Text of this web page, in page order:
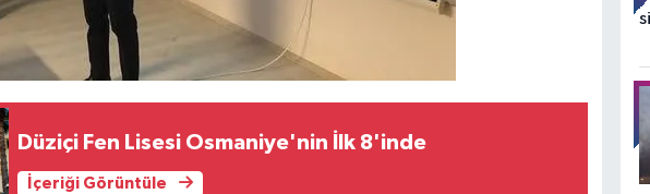
Düziçi Fen Lisesi Osmaniye'nin İlk 8'inde
İçeriği Görüntüle